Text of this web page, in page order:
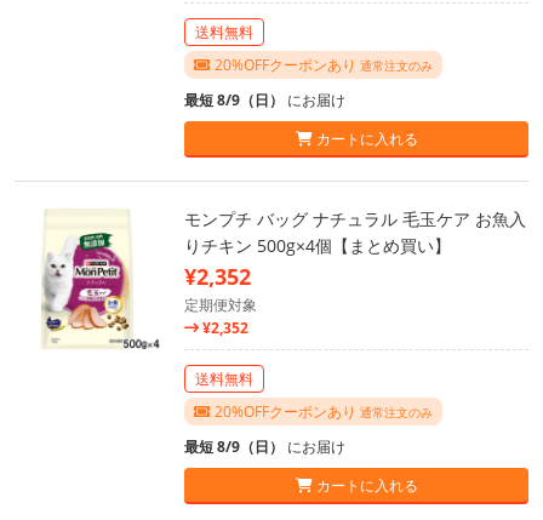
送料無料
20%OFFクーポンあり 通常注文のみ
最短 8/9（日） にお届け
カートに入れる
モンプチ バッグ ナチュラル 毛玉ケア お魚入
りチキン 500g×4個【まとめ買い】
¥2,352
定期便対象
¥2,352
送料無料
20%OFFクーポンあり 通常注文のみ
最短 8/9（日） にお届け
カートに入れる